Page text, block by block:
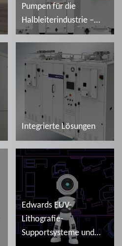
Pumpen für die
Halbleiterindustrie –
iXM, iXH, iXL
Integrierte Lösungen
Mehr lesen
Edwards EUV-
Lithografie-
Supportsysteme und